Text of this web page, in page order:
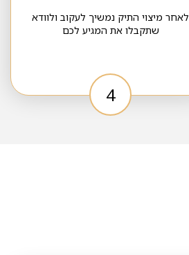
לאחר מיצוי התיק נמשיך לעקוב ולוודא
שתקבלו את המגיע לכם
4